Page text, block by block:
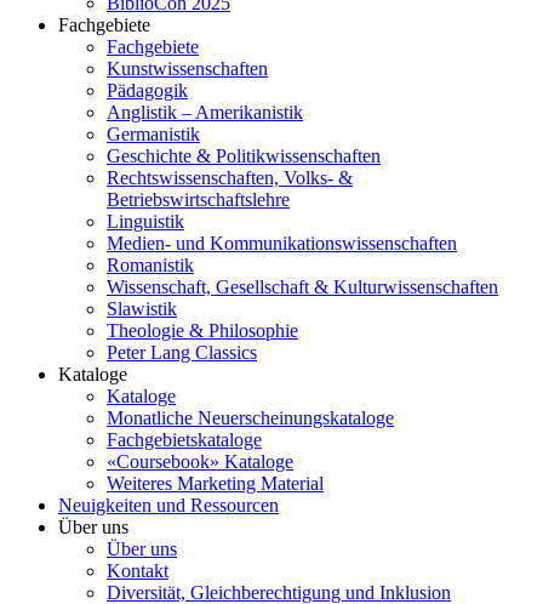
Fachgebiete
Fachgebiete
Kunstwissenschaften
Pädagogik
Anglistik – Amerikanistik
Germanistik
Geschichte & Politikwissenschaften
Rechtswissenschaften, Volks- &
Betriebswirtschaftslehre
Linguistik
Medien- und Kommunikationswissenschaften
Romanistik
Wissenschaft, Gesellschaft & Kulturwissenschaften
Slawistik
Theologie & Philosophie
Peter Lang Classics
Kataloge
Kataloge
Monatliche Neuerscheinungskataloge
Fachgebietskataloge
«Coursebook» Kataloge
Weiteres Marketing Material
Neuigkeiten und Ressourcen
Über uns
Über uns
Kontakt
Diversität, Gleichberechtigung und Inklusion